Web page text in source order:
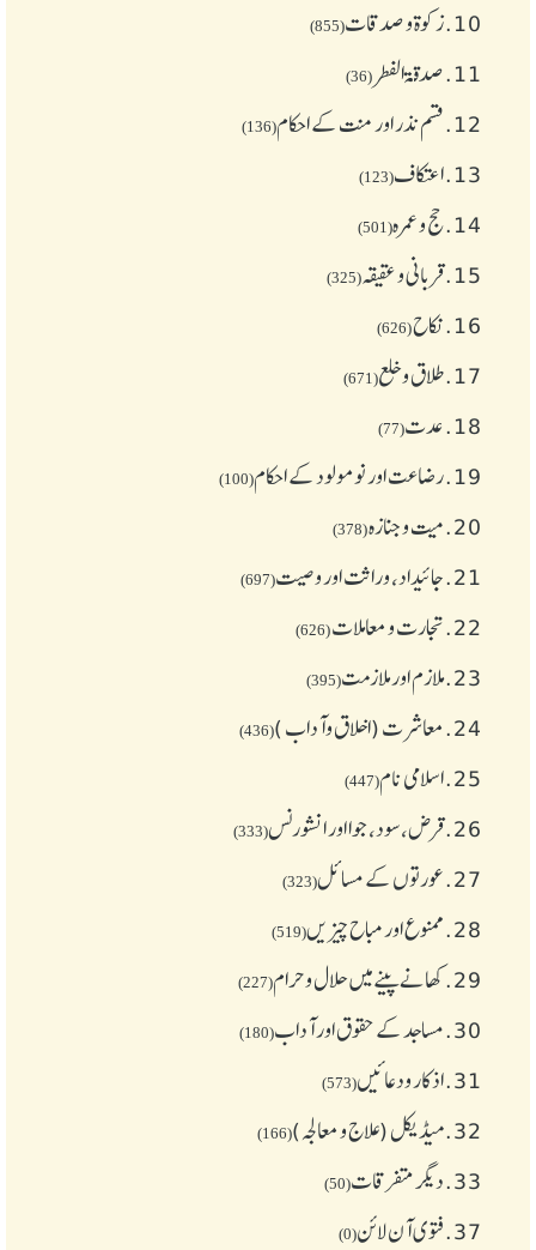
10. زکوة و صدقات(855)
11. صدقۃ الفطر (36)
12. قسم نذر اور منت کے احکام(136)
13. اعتکاف(123)
14. حج و عمرہ(501)
15. قربانی و عقیقہ(325)
16. نکاح(626)
17. طلاق و خلع(671)
18. عدت(77)
19. رضاعت اور نومولود کے احکام(100)
20. میت و جنازہ(378)
21. جائیداد، وراثت اور وصیت(697)
22. تجارت و معاملات(626)
23. ملازم اور ملازمت(395)
24. معاشرت (اخلاق وآداب )(436)
25. اسلامی نام(447)
26. قرض،سود، جوا اور انشورنس(333)
27. عورتوں کے مسائل(323)
28. ممنوع اور مباح چیز یں(519)
29. کھانے پینے میں حلال و حرام(227)
30. مساجد کے حقوق اور آداب(180)
31. اذکار ودعائیں(573)
32. میڈیکل (علاج و معالجہ)(166)
33. دیگر متفرقات(50)
37. فتوی آن لائن(0)